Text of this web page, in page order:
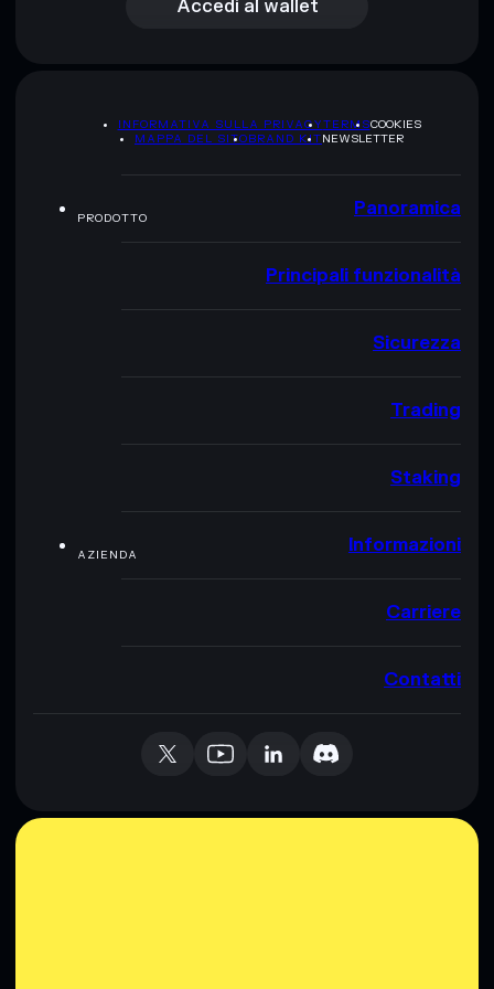
Accedi al wallet
INFORMATIVA SULLA PRIVACYTERMSCOOKIES
MAPPA DEL SITOBRAND KITNEWSLETTER
PRODOTTO Panoramica
Principali funzionalità
Sicurezza
Trading
Staking
AZIENDA Informazioni
Carriere
Contatti